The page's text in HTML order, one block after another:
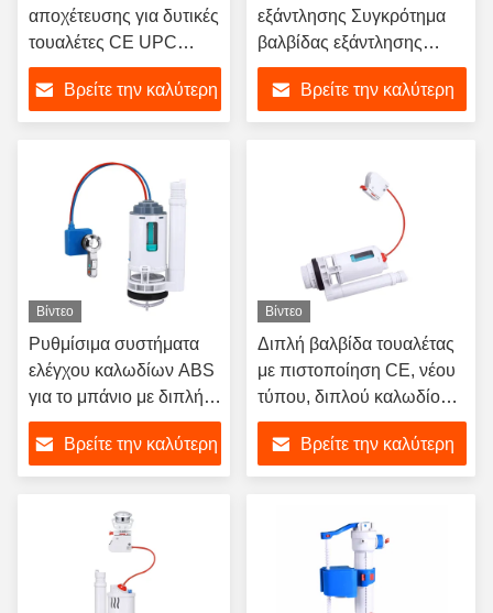
αποχέτευσης για δυτικές
τουαλέτες CE UPC
CUPC διαπιστευμένη
Βρείτε την καλύτερη
εξάντλησης Συγκρότημα
βαλβίδας εξάντλησης
ευρωπαϊκών κουμπιών
πίεσης για εξοπλισμό
μπάνιου
Βρείτε την καλύτερη
Βίντεο
Ρυθμίσιμα συστήματα
ελέγχου καλωδίων ABS
για το μπάνιο με διπλή
βαλβίδα τουαλέτας
Βρείτε την καλύτερη
Βίντεο
Διπλή βαλβίδα τουαλέτας
με πιστοποίηση CE, νέου
τύπου, διπλού καλωδίου,
ABS πλαστικό, χρήση σε
μπάνιο, για ουρητήρια
Βρείτε την καλύτερη